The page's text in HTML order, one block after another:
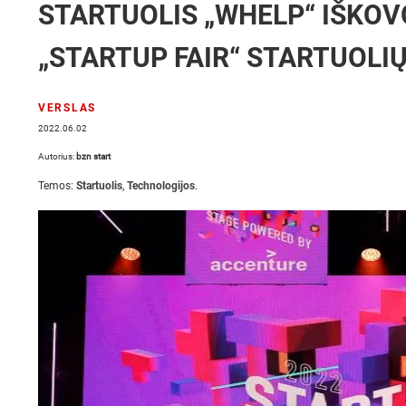
STARTUOLIS „WHELP“
„STARTUP FAIR“
VERSLAS
2022.06.02
Autorius: bzn start
Temos: Startuolis, Technologijos.